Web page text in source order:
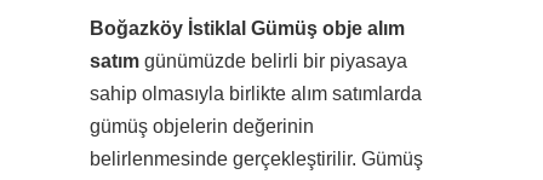
Boğazköy İstiklal Gümüş obje alım
satım günümüzde belirli bir piyasaya
sahip olmasıyla birlikte alım satımlarda
gümüş objelerin değerinin
belirlenmesinde gerçekleştirilir. Gümüş